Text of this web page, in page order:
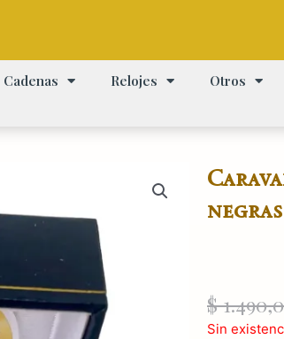
Cadenas Relojes Otros
negras
$
Sin